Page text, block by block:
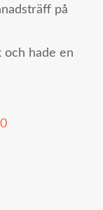
på
och hade en